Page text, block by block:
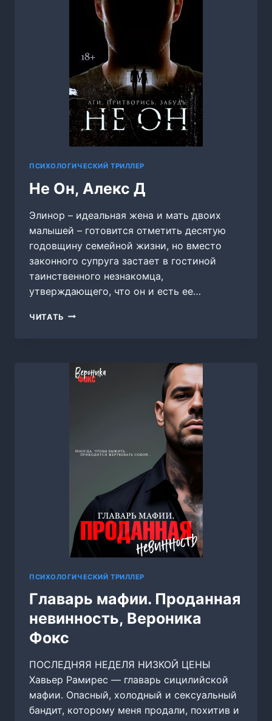
ПСИХОЛОГИЧЕСКИЙ ТРИЛЛЕР
Не Он, Алекс Д
Элинор – идеальная жена и мать двоих
малышей – готовится отметить десятую
годовщину семейной жизни, но вместо
законного супруга застает в гостиной
таинственного незнакомца,
утверждающего, что он и есть ее…
ЧИТАТЬ НЕ
ПСИХОЛОГИЧЕСКИЙ ТРИЛЛЕР
Главарь мафии. Проданная
невинность, Вероника
Фокс
ПОСЛЕДНЯЯ НЕДЕЛЯ НИЗКОЙ ЦЕНЫ
Хавьер Рамирес — главарь сицилийской
мафии. Опасный, холодный и сексуальный
бандит, которому меня продали, похитив и